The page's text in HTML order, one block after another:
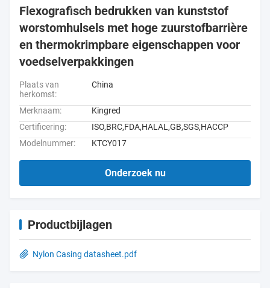
Flexografisch bedrukken van kunststof
worstomhulsels met hoge zuurstofbarrière
en thermokrimpbare eigenschappen voor
voedselverpakkingen
Plaats van
herkomst:
China
Merknaam:
Kingred
Certificering:
ISO,BRC,FDA,HALAL,GB,SGS,HACCP
Modelnummer:
KTCY017
Onderzoek nu
Productbijlagen
Nylon Casing datasheet.pdf